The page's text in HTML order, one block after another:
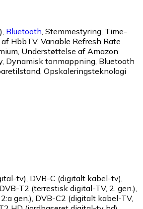
, Bluetooth, Stemmestyring, Time-
HbbTV, Variable Refresh Rate
, Understøttelse af Amazon
, Dynamisk tonmappning, Bluetooth
, Opskaleringsteknologi
tv), DVB-C (digitalt kabel-tv),
DVB-T2 (terrestisk digital-TV, 2. gen.),
gen.), DVB-C2 (digitalt kabel-TV,